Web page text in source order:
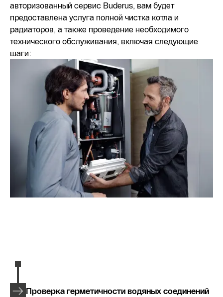
авторизованный сервис Buderus, вам будет
предоставлена услуга полной чистка котла и
радиаторов, а также проведение необходимого
технического обслуживания, включая следующие
шаги:
Проверка герметичности водяных соединений